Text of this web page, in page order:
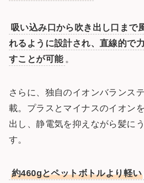
吸い込み口から吹き出し口まで
れるように設計され、直線的で
すことが可能 。
さらに、独自のイオンバランス
載。プラスとマイナスのイオン
出し、静電気を抑えながら髪に
す。
約460gとペットボトルより軽い